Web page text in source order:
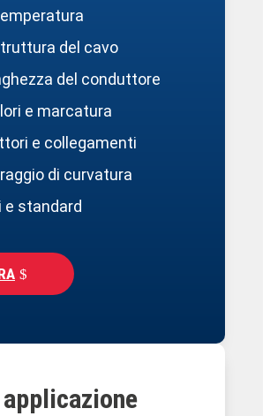
del cavo
del conduttore
e marcatura
e collegamenti
di curvatura
e standard